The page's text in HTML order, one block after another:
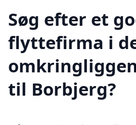
Søg efter et
flyttefirma i
til Borbjerg?